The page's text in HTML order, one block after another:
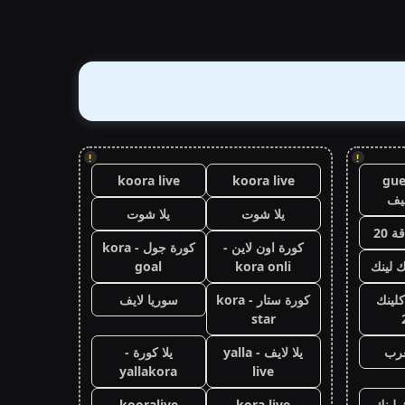
!
20
لينك
!
koora live
koora live
يلا شوت
يلا شوت
كورة اون لاين -
kora onli
كورة جول - kora
goal
كورة ستار - kora
star
سوريا لايف
يلا لايف - yalla
live
يلا كورة -
yallakora